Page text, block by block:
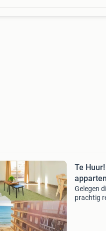
Te
Gelegen
prachtig